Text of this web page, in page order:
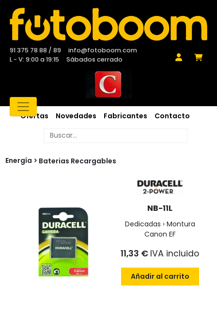
91 375 78 88 / 89
info@fotoboom.com
L - V: 9:00 a 19:15
Sábados cerrado
Ofertas Novedades Fabricantes Contacto
Energía Baterias Recargables
NB-11L
Dedicadas › Montura
Canon EF
11,33 € IVA incluido
Añadir al carrito